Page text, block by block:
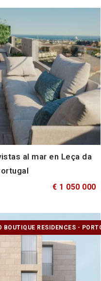
al mar en Leça da
€ 1 050 000
BOUTIQUE RESIDENCES -